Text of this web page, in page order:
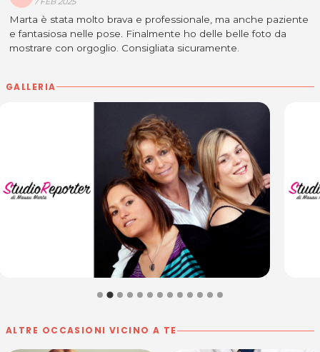
33048 San Giovanni al Natisone (UD)
Tel. 0432757896
P.IVA 02894190301
Per ulteriori informazioni sull'offerta o sulle
Marta è stata molto brava e professionale, ma anche paziente
e fantasiosa nelle pose. Finalmente ho delle belle foto da
mostrare con orgoglio. Consigliata sicuramente.
GALLERIA
ALTRE OCCASIONI VICINO A TE